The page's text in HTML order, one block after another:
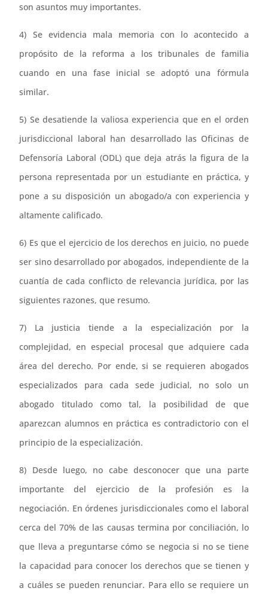
son asuntos muy importantes.
4) Se evidencia mala memoria con lo acontecido a
propósito de la reforma a los tribunales de familia
cuando en una fase inicial se adoptó una fórmula
similar.
5) Se desatiende la valiosa experiencia que en el orden
jurisdiccional laboral han desarrollado las Oficinas de
Defensoría Laboral (ODL) que deja atrás la figura de la
persona representada por un estudiante en práctica, y
pone a su disposición un abogado/a con experiencia y
altamente calificado.
6) Es que el ejercicio de los derechos en juicio, no puede
ser sino desarrollado por abogados, independiente de la
cuantía de cada conflicto de relevancia jurídica, por las
siguientes razones, que resumo.
7) La justicia tiende a la especialización por la
complejidad, en especial procesal que adquiere cada
área del derecho. Por ende, si se requieren abogados
especializados para cada sede judicial, no solo un
abogado titulado como tal, la posibilidad de que
aparezcan alumnos en práctica es contradictorio con el
principio de la especialización.
8) Desde luego, no cabe desconocer que una parte
importante del ejercicio de la profesión es la
negociación. En órdenes jurisdiccionales como el laboral
cerca del 70% de las causas termina por conciliación, lo
que lleva a preguntarse cómo se negocia si no se tiene
la capacidad para conocer los derechos que se tienen y
a cuáles se pueden renunciar. Para ello se requiere un